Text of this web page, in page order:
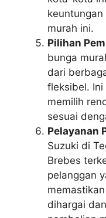
murah ini.
Pilihan
bunga
dari
fleksibel.
memilih
sesuai
Pelayanan
Suzuki di
Brebes
pelanggan
dihargai